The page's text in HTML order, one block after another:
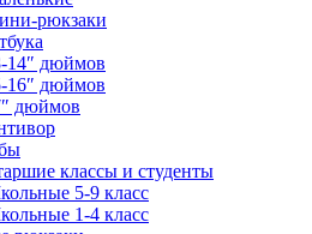
рюкзаки
14″ дюймов
16″ дюймов
дюймов
классы и студенты
5-9 класс
1-4 класс